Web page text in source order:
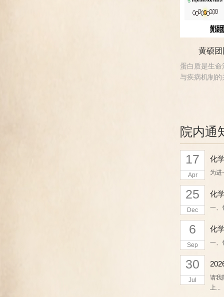
黄硕团
蛋白质是生
与疾病机制
院内通
17
Apr
化
为进
25
Dec
化
一、
6
Sep
化
一、
30
Jul
请我
上...